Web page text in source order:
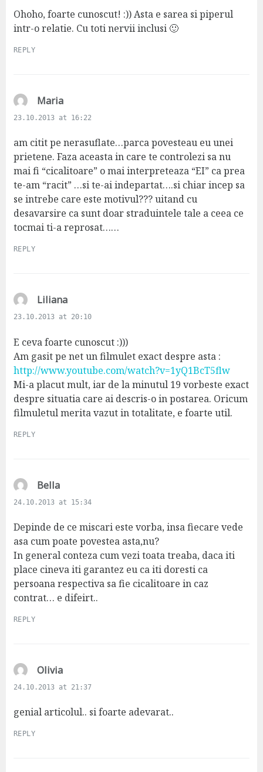
s
:
Ohoho, foarte cunoscut! :)) Asta e sarea si piperul
intr-o relatie. Cu toti nervii inclusi 🙂
REPLY
Marias
a
s
:
23.10.2013 at 16:22
am citit pe nerasuflate…parca povesteau eu unei
prietene. Faza aceasta in care te controlezi sa nu
mai fi “cicalitoare” o mai interpreteaza “EI” ca prea
te-am “racit” …si te-ai indepartat….si chiar incep sa
se intrebe care este motivul??? uitand cu
desavarsire ca sunt doar straduintele tale a ceea ce
tocmai ti-a reprosat……
REPLY
Lilianas
a
s
23.10.2013 at 20:10
E ceva foarte cunoscut :)))
Am gasit pe net un filmulet exact despre asta :
http://www.youtube.com/watch?v=1yQ1BcT5flw
Mi-a placut mult, iar de la minutul 19 vorbeste exact
despre situatia care ai descris-o in postarea. Oricum
filmuletul merita vazut in totalitate, e foarte util.
REPLY
Bellas
a
s
:
24.10.2013 at 15:34
Depinde de ce miscari este vorba, insa fiecare vede
asa cum poate povestea asta,nu?
In general conteza cum vezi toata treaba, daca iti
place cineva iti garantez eu ca iti doresti ca
persoana respectiva sa fie cicalitoare in caz
contrat… e difeirt..
REPLY
Olivias
a
s
24.10.2013 at 21:37
genial articolul.. si foarte adevarat..
REPLY